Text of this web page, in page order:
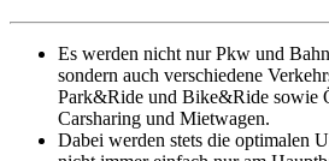
Es werden nicht nur Pkw und
sondern auch verschiedene
Park&Ride und Bike&Ride sowie
Carsharing und Mietwagen.
Dabei werden stets die optimalen